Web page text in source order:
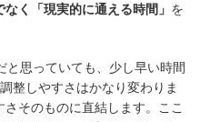
なく「現実的に通える時間」 を
と思っていても、少し早い時間
整しやすさはかなり変わりま
そのものに直結します。ここ